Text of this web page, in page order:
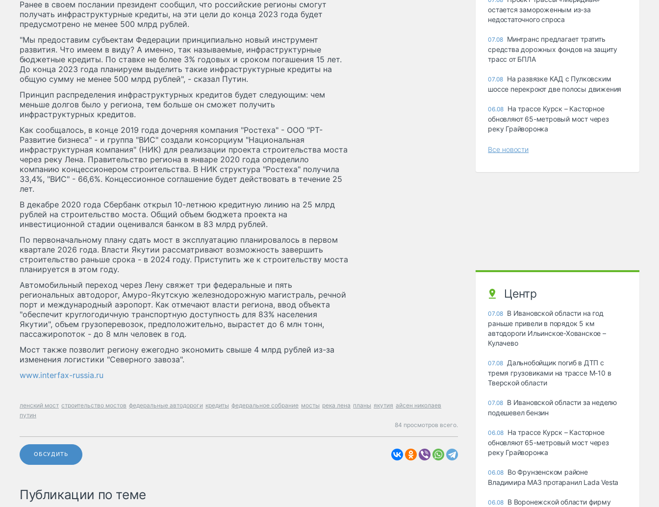
Ранее в своем послании президент сообщил, что российские регионы смогут
получать инфраструктурные кредиты, на эти цели до конца 2023 года будет
предусмотрено не менее 500 млрд рублей.
"Мы предоставим субъектам Федерации принципиально новый инструмент
развития. Что имеем в виду? А именно, так называемые, инфраструктурные
бюджетные кредиты. По ставке не более 3% годовых и сроком погашения 15 лет.
До конца 2023 года планируем выделить такие инфраструктурные кредиты на
общую сумму не менее 500 млрд рублей", - сказал Путин.
Принцип распределения инфраструктурных кредитов будет следующим: чем
меньше долгов было у региона, тем больше он сможет получить
инфраструктурных кредитов.
Как сообщалось, в конце 2019 года дочерняя компания "Ростеха" - ООО "РТ-
Развитие бизнеса" - и группа "ВИС" создали консорциум "Национальная
инфраструктурная компания" (НИК) для реализации проекта строительства моста
через реку Лена. Правительство региона в январе 2020 года определило
компанию концессионером строительства. В НИК структура "Ростеха" получила
33,4%, "ВИС" - 66,6%. Концессионное соглашение будет действовать в течение 25
лет.
В декабре 2020 года Сбербанк открыл 10-летнюю кредитную линию на 25 млрд
рублей на строительство моста. Общий объем бюджета проекта на
инвестиционной стадии оценивался банком в 83 млрд рублей.
По первоначальному плану сдать мост в эксплуатацию планировалось в первом
квартале 2026 года. Власти Якутии рассматривают возможность завершить
строительство раньше срока - в 2024 году. Приступить же к строительству моста
планируется в этом году.
Автомобильный переход через Лену свяжет три федеральные и пять
региональных автодорог, Амуро-Якутскую железнодорожную магистраль, речной
порт и международный аэропорт. Как отмечают власти региона, ввод объекта
"обеспечит круглогодичную транспортную доступность для 83% населения
Якутии", объем грузоперевозок, предположительно, вырастет до 6 млн тонн,
пассажиропоток - до 8 млн человек в год.
Мост также позволит региону ежегодно экономить свыше 4 млрд рублей из-за
изменения логистики "Северного завоза".
www.interfax-russia.ru
ленский мост строительство мостов федеральные автодороги кредиты федеральное собрание мосты река лена планы якутия айсен николаев
путин
84 просмотров всего.
ОБСУДИТЬ
Публикации по теме
остается замороженным из-за
недостаточного спроса
07.08 Минтранс предлагает тратить
средства дорожных фондов на защиту
трасс от БПЛА
07.08 На развязке КАД с Пулковским
шоссе перекроют две полосы движения
06.08 На трассе Курск – Касторное
обновляют 65-метровый мост через
реку Грайворонка
Все новости
Центр
07.08 В Ивановской области на год
раньше привели в порядок 5 км
автодороги Ильинское-Хованское –
Кулачево
07.08 Дальнобойщик погиб в ДТП с
тремя грузовиками на трассе М-10 в
Тверской области
07.08 В Ивановской области за неделю
подешевел бензин
06.08 На трассе Курск – Касторное
обновляют 65-метровый мост через
реку Грайворонка
06.08 Во Фрунзенском районе
Владимира МАЗ протаранил Lada Vesta
06.08 В Воронежской области фирму